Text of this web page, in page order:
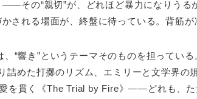
その“親切”が、どれほど暴力になりうる
される場面が、終盤に待っている。背筋が
“響き”というテーマそのものを担ってい
詰めた打擲のリズム、エミリーと文学界の
を貫く《The Trial by Fire》——どれも、た